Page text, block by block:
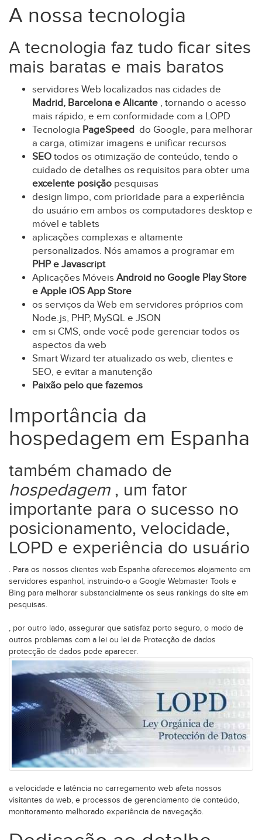
A nossa tecnologia
A tecnologia faz tudo ficar sites
mais baratas e mais baratos
servidores Web localizados nas cidades de
Madrid, Barcelona e Alicante , tornando o acesso
mais rápido, e em conformidade com a LOPD
Tecnologia PageSpeed ​​ do Google, para melhorar
a carga, otimizar imagens e unificar recursos
SEO todos os otimização de conteúdo, tendo o
cuidado de detalhes os requisitos para obter uma
excelente posição pesquisas
design limpo, com prioridade para a experiência
do usuário em ambos os computadores desktop e
móvel e tablets
aplicações complexas e altamente
personalizados. Nós amamos a programar em
PHP e Javascript
Aplicações Móveis Android no Google Play Store
e Apple iOS App Store
os serviços da Web em servidores próprios com
Node.js, PHP, MySQL e JSON
em si CMS, onde você pode gerenciar todos os
aspectos da web
Smart Wizard ter atualizado os web, clientes e
SEO, e evitar a manutenção
Paixão pelo que fazemos
Importância da
hospedagem em Espanha
também chamado de
hospedagem , um fator
importante para o sucesso no
posicionamento, velocidade,
LOPD e experiência do usuário
. Para os nossos clientes web Espanha oferecemos alojamento em
servidores espanhol, instruindo-o a Google Webmaster Tools e
Bing para melhorar substancialmente os seus rankings do site em
pesquisas.
, por outro lado, assegurar que satisfaz porto seguro, o modo de
outros problemas com a lei ou lei de Protecção de dados
protecção de dados pode aparecer.
a velocidade e latência no carregamento web afeta nossos
visitantes da web, e processos de gerenciamento de conteúdo,
monitoramento melhorado experiência de navegação.